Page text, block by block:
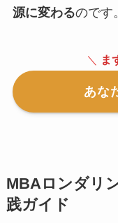
源に変わるのです。
＼ ま
あな
MBAロンダリ
践ガイド